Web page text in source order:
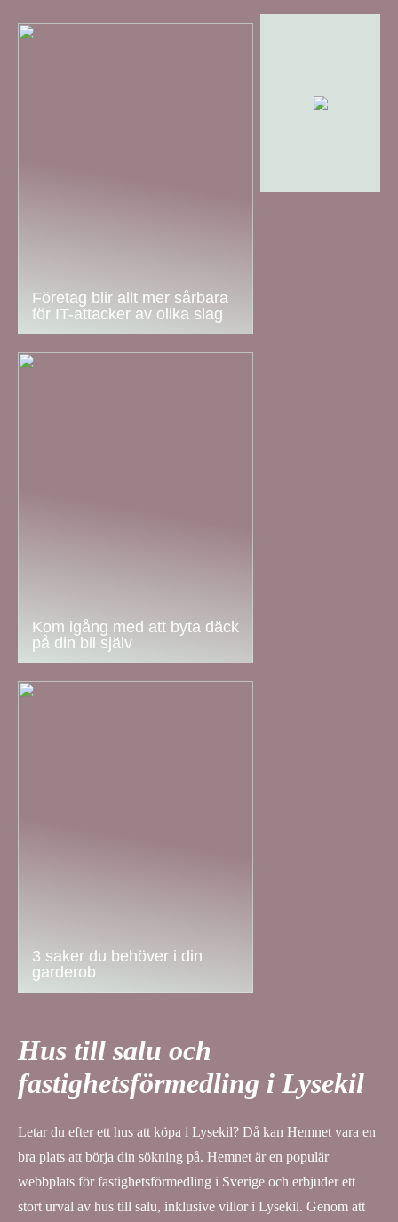
Företag blir allt mer sårbara
för IT-attacker av olika slag
Kom igång med att byta däck
på din bil själv
3 saker du behöver i din
garderob
Hus till salu och
fastighetsförmedling i Lysekil
Letar du efter ett hus att köpa i Lysekil? Då kan Hemnet vara en
bra plats att börja din sökning på. Hemnet är en populär
webbplats för fastighetsförmedling i Sverige och erbjuder ett
stort urval av hus till salu, inklusive villor i Lysekil. Genom att